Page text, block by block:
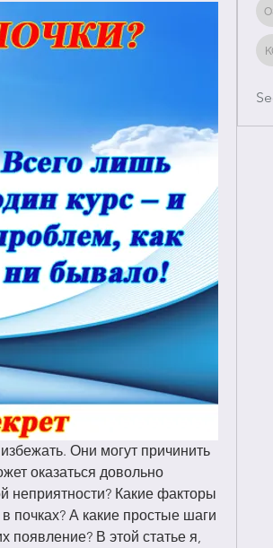
Они могут причинить
оказаться довольно
неприятности? Какие факторы
почках? А какие простые шаги
появление? В этой статье я,